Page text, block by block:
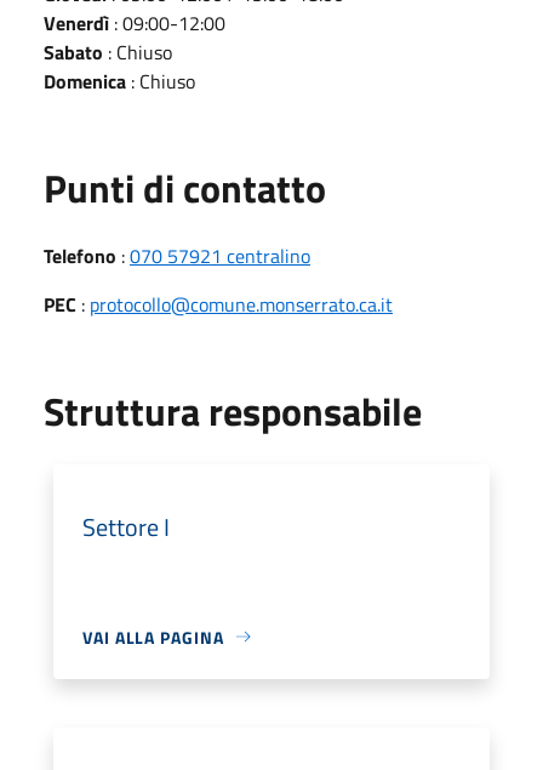
Venerdì : 09:00-12:00
Sabato : Chiuso
Domenica : Chiuso
Punti di contatto
Telefono :070 57921 centralino
PEC : protocollo@comune.monserrato.ca.it
Struttura responsabile
Settore I
VAI ALLA PAGINA